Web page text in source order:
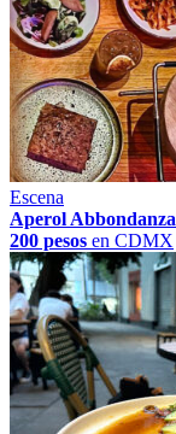
Escena
Aperol Abbondanza
200 pesos en CDMX